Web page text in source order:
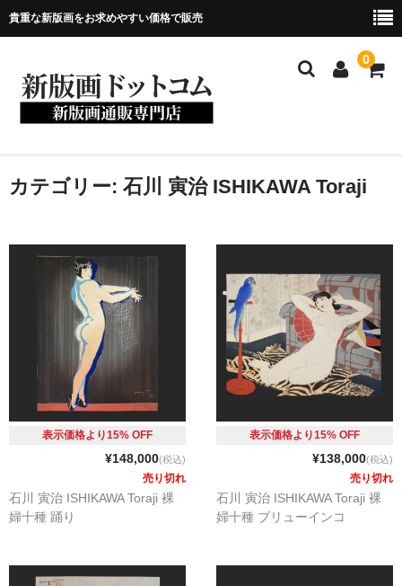
貴重な新版画をお求めやすい価格で販売
0
ホーム
新版画について
商品一覧
お問い合わせ
メンバー
カート
カテゴリー: 石川 寅治 ISHIKAWA Toraji
表示価格より15% OFF
¥148,000(税込)
売り切れ
石川 寅治 ISHIKAWA Toraji 裸
婦十種 踊り
表示価格より15% OFF
¥138,000(税込)
売り切れ
石川 寅治 ISHIKAWA Toraji 裸
婦十種 ブリューインコ